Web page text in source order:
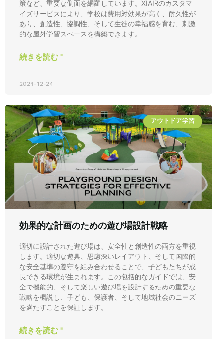
策など、重要な側面を網羅しています。XIAIRのカスタマ
イズサービスにより、学校は費用対効果が高く、耐久性が
あり、創造性、協調性、そして生徒の幸福感を育む、刺激
的な屋外学習スペースを構築できます。
続きを読む "
2024-12-24
アウトドア学習
効果的な計画のための遊び場設計戦略
適切に設計された遊び場は、安全性と創造性の両方を重視
します。適切な遊具、思慮深いレイアウト、そして国際的
な安全基準の遵守を組み合わせることで、子どもたちが成
長できる環境が生まれます。この包括的なガイドでは、安
全で機能的、そして楽しい遊び場を設計するための重要な
戦略を概説し、子ども、保護者、そして地域社会のニーズ
を満たすことを保証します。
続きを読む "